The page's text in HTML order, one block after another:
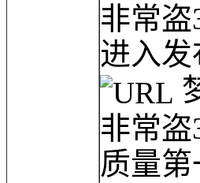
非常
进入
非常盗
质量